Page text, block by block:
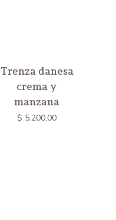
Trenza danesa
crema y
manzana
$ 5.200,00